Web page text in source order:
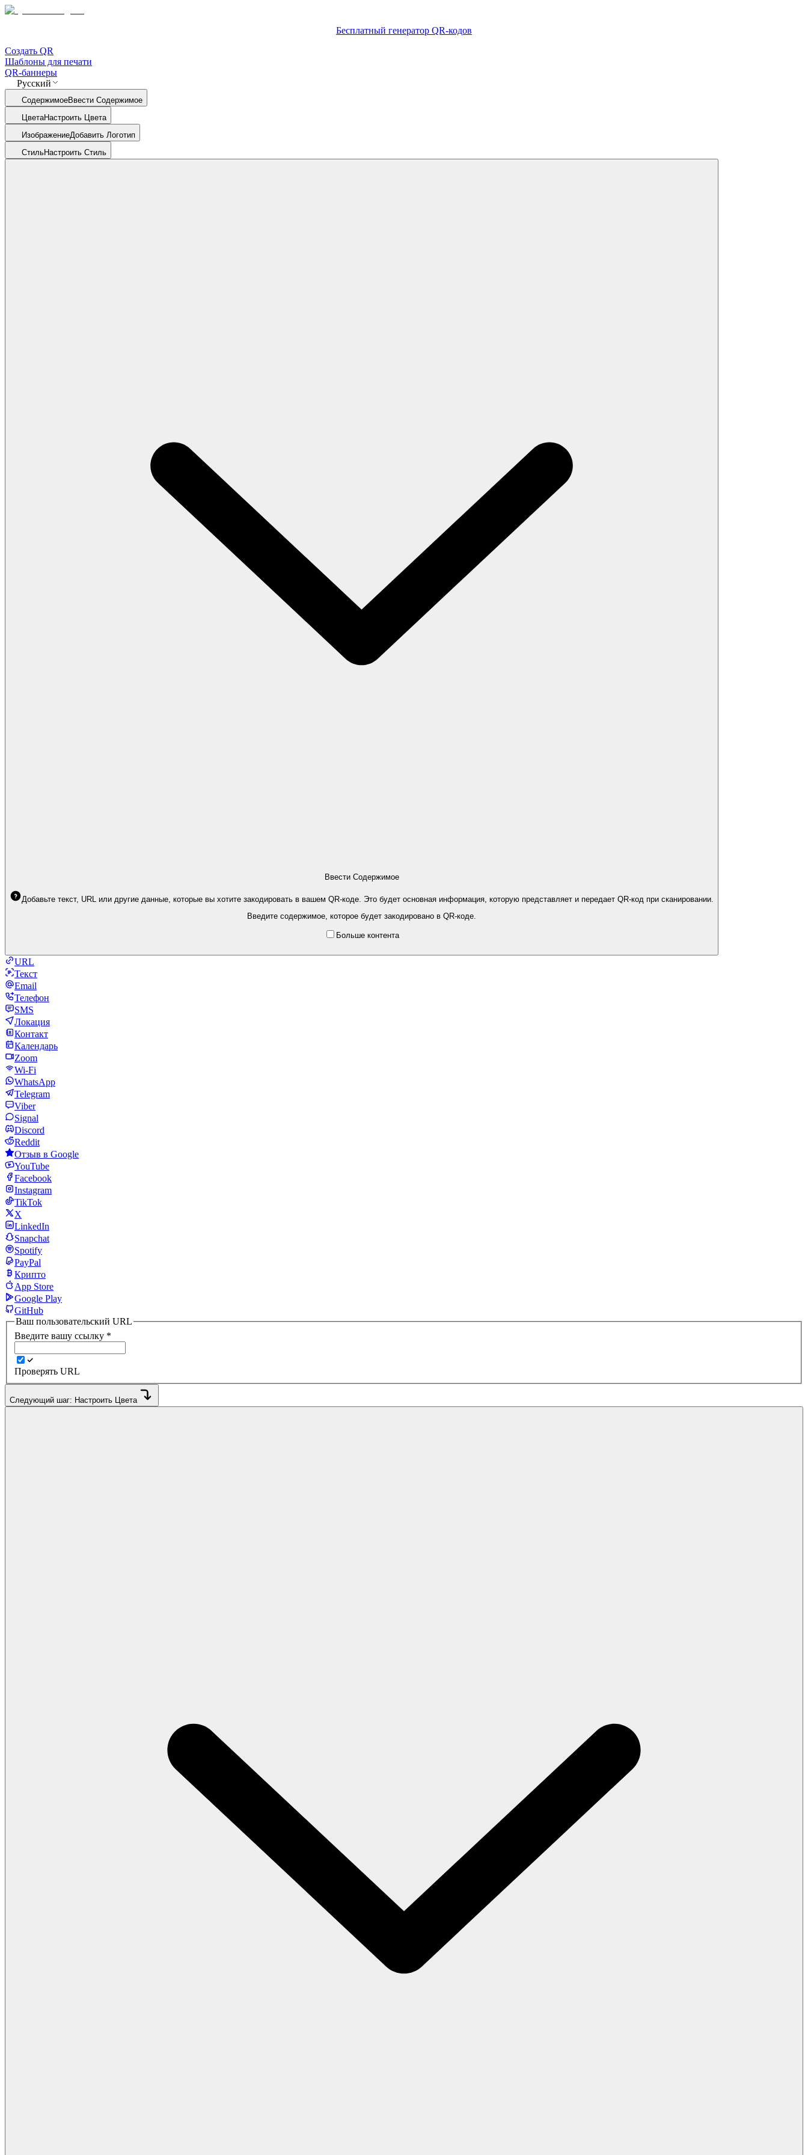
Бесплатный генератор QR-кодов
Создать QR
Шаблоны для печати
QR-баннеры
Русский
СодержимоеВвести Содержимое
ЦветаНастроить Цвета
ИзображениеДобавить Логотип
СтильНастроить Стиль
Ввести Содержимое
Добавьте текст, URL или другие данные, которые вы хотите закодировать в вашем QR-коде. Это будет основная информация, которую представляет и передает QR-код при сканировании.
Введите содержимое, которое будет закодировано в QR-коде.
Больше контента
URL
Текст
Email
Телефон
SMS
Локация
Контакт
Календарь
Zoom
Wi-Fi
WhatsApp
Telegram
Viber
Signal
Discord
Reddit
Отзыв в Google
YouTube
Facebook
Instagram
TikTok
X
LinkedIn
Snapchat
Spotify
PayPal
Крипто
App Store
Google Play
GitHub
Ваш пользовательский URL
Введите вашу ссылку *
Проверять URL
Следующий шаг: Настроить Цвета